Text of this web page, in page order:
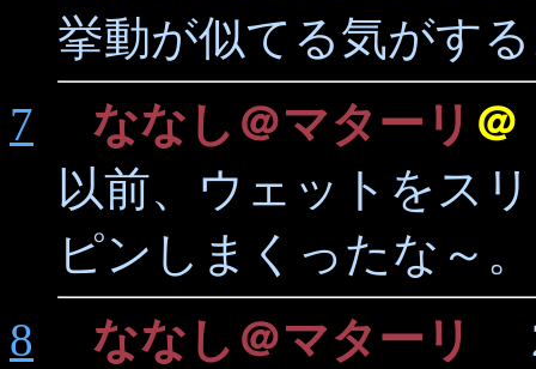
挙動が似てる気がす
7
ななし＠マターリ ＠
以前、ウェットをス
ピンしまくったな～。
8
ななし＠マターリ